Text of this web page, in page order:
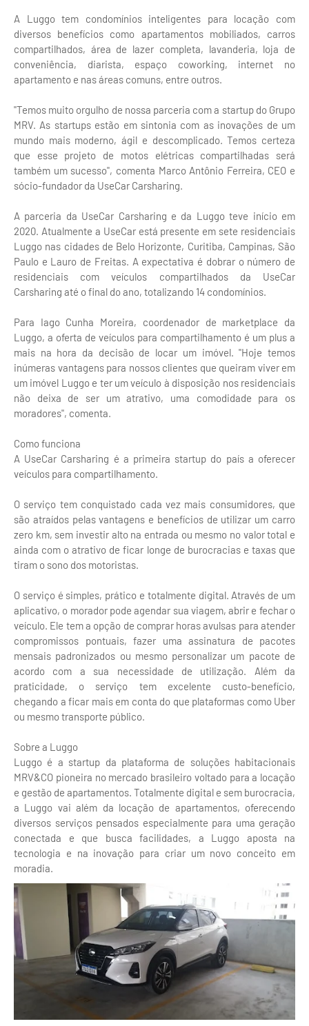
A Luggo tem condomínios inteligentes para locação com
diversos benefícios como apartamentos mobiliados, carros
compartilhados, área de lazer completa, lavanderia, loja de
conveniência, diarista, espaço coworking, internet no
apartamento e nas áreas comuns, entre outros.
"Temos muito orgulho de nossa parceria com a startup do Grupo
MRV. As startups estão em sintonia com as inovações de um
mundo mais moderno, ágil e descomplicado. Temos certeza
que esse projeto de motos elétricas compartilhadas será
também um sucesso", comenta Marco Antônio Ferreira, CEO e
sócio-fundador da UseCar Carsharing.
A parceria da UseCar Carsharing e da Luggo teve início em
2020. Atualmente a UseCar está presente em sete residenciais
Luggo nas cidades de Belo Horizonte, Curitiba, Campinas, São
Paulo e Lauro de Freitas. A expectativa é dobrar o número de
residenciais com veículos compartilhados da UseCar
Carsharing até o final do ano, totalizando 14 condomínios.
Para Iago Cunha Moreira, coordenador de marketplace da
Luggo, a oferta de veículos para compartilhamento é um plus a
mais na hora da decisão de locar um imóvel. "Hoje temos
inúmeras vantagens para nossos clientes que queiram viver em
um imóvel Luggo e ter um veículo à disposição nos residenciais
não deixa de ser um atrativo, uma comodidade para os
moradores", comenta.
Como funciona
A UseCar Carsharing é a primeira startup do país a oferecer
veículos para compartilhamento.
O serviço tem conquistado cada vez mais consumidores, que
são atraídos pelas vantagens e benefícios de utilizar um carro
zero km, sem investir alto na entrada ou mesmo no valor total e
ainda com o atrativo de ficar longe de burocracias e taxas que
tiram o sono dos motoristas.
O serviço é simples, prático e totalmente digital. Através de um
aplicativo, o morador pode agendar sua viagem, abrir e fechar o
veículo. Ele tem a opção de comprar horas avulsas para atender
compromissos pontuais, fazer uma assinatura de pacotes
mensais padronizados ou mesmo personalizar um pacote de
acordo com a sua necessidade de utilização. Além da
praticidade, o serviço tem excelente custo-benefício,
chegando a ficar mais em conta do que plataformas como Uber
ou mesmo transporte público.
Sobre a Luggo
Luggo é a startup da plataforma de soluções habitacionais
MRV&CO pioneira no mercado brasileiro voltado para a locação
e gestão de apartamentos. Totalmente digital e sem burocracia,
a Luggo vai além da locação de apartamentos, oferecendo
diversos serviços pensados especialmente para uma geração
conectada e que busca facilidades, a Luggo aposta na
tecnologia e na inovação para criar um novo conceito em
moradia.